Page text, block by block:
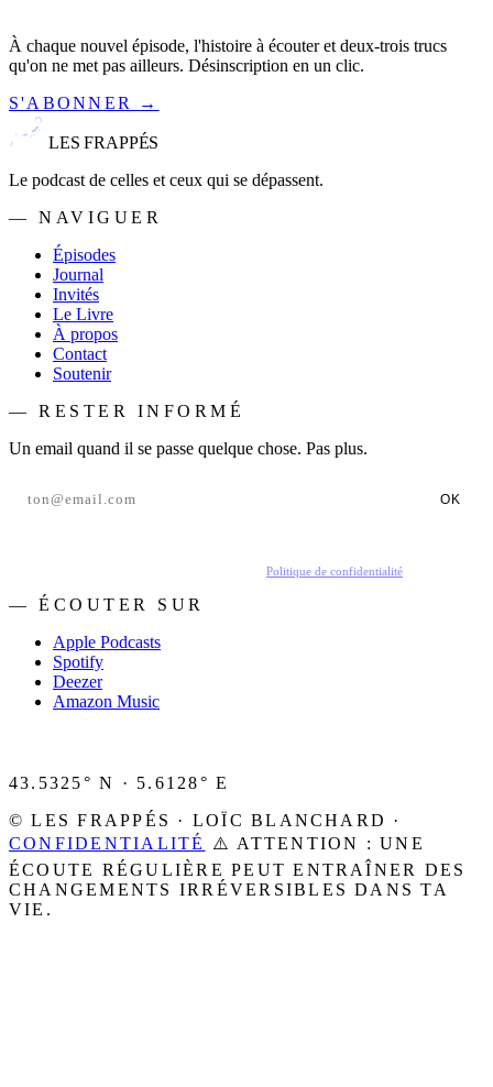
À chaque nouvel épisode, l'histoire à écouter et deux-trois trucs
qu'on ne met pas ailleurs. Désinscription en un clic.
S'ABONNER →
LES FRAPPÉS
Le podcast de celles et ceux qui se dépassent.
— NAVIGUER
Épisodes
Journal
Invités
Le Livre
À propos
Contact
Soutenir
— RESTER INFORMÉ
Un email quand il se passe quelque chose. Pas plus.
OK
Politique de confidentialité
— ÉCOUTER SUR
Apple Podcasts
Spotify
Deezer
Amazon Music
43.5325° N · 5.6128° E
© LES FRAPPÉS · LOÏC BLANCHARD ·
CONFIDENTIALITÉ
⚠️ ATTENTION : UNE
ÉCOUTE RÉGULIÈRE PEUT ENTRAÎNER DES
CHANGEMENTS IRRÉVERSIBLES DANS TA
VIE.